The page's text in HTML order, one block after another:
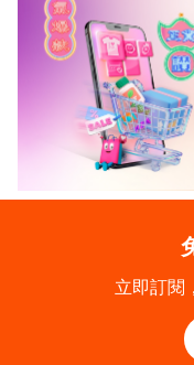
立即訂閱